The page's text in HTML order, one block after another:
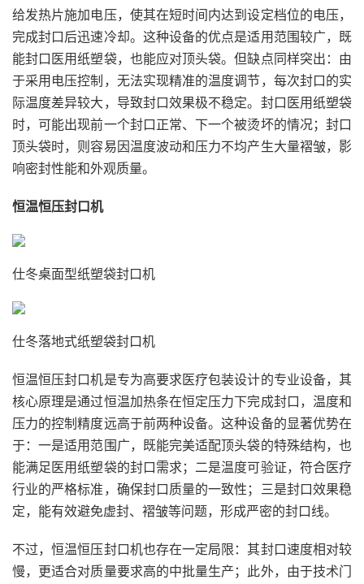
给发热片施加电压，使其在短时间内达到设定档位的电压，
完成封口后迅速冷却。这种设备的优点是适用范围较广，既
能封口医用纸塑袋，也能应对顶头袋。但缺点同样突出：由
于采用电压控制，无法实现精准的温度调节，每次封口的实
际温度差异较大，导致封口效果极不稳定。封口医用纸塑袋
时，可能出现前一个封口正常、下一个被烫坏的情况；封口
顶头袋时，则容易因温度波动和压力不均产生大量褶皱，影
响密封性能和外观质量。
恒温恒压封口机
仕冬桌面型纸塑袋封口机
仕冬落地式纸塑袋封口机
恒温恒压封口机是专为高要求医疗包装设计的专业设备，其
核心原理是通过恒温加热条在恒定压力下完成封口，温度和
压力的控制精度远高于前两种设备。这种设备的显著优势在
于：一是适用范围广，既能完美适配顶头袋的特殊结构，也
能满足医用纸塑袋的封口需求；二是温度可验证，符合医疗
行业的严格标准，确保封口质量的一致性；三是封口效果稳
定，能有效避免虚封、褶皱等问题，形成严密的封口线。
不过，恒温恒压封口机也存在一定局限：其封口速度相对较
慢，更适合对质量要求高的中批量生产；此外，由于技术门